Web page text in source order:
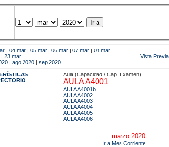
| 04 mar | 05 mar | 06 mar | 07 mar | 08 mar
| 23 mar
Vista Previa
| ago 2020 | sep 2020
Aula (Capacidad / Cap. Examen)
AULA A4001
AULA A4001b
AULA A4002
AULA A4003
AULA A4004
AULA A4005
AULA A4006
marzo 2020
Ir a Mes Corriente